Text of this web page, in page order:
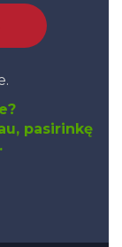
pasirinkę